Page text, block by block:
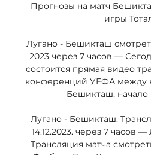
Прогнозы на матч
игры
Лугано - Бешикташ
2023 через 7 часов —
состоится прямая видео
конференций УЕФА между
Бешикташ, начало
Лугано - Бешикташ.
14.12.2023. через 7 часов
Трансляция матча